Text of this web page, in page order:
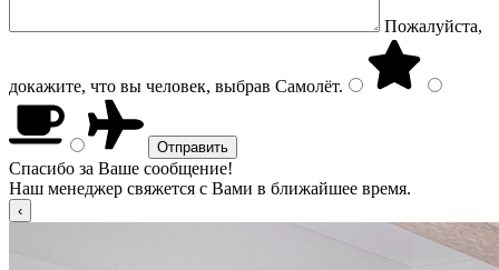
Пожалуйста,
докажите, что вы человек, выбрав Самолёт.
Спасибо за Ваше сообщение!
Наш менеджер свяжется с Вами в ближайшее время.